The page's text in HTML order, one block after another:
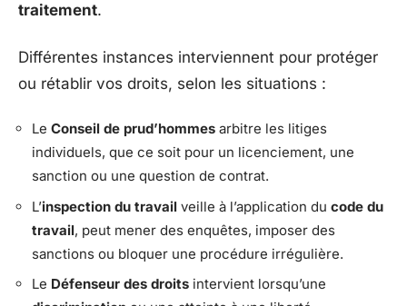
traitement.
Différentes instances interviennent pour protéger
ou rétablir vos droits, selon les situations :
Le Conseil de prud’hommes arbitre les litiges
individuels, que ce soit pour un licenciement, une
sanction ou une question de contrat.
L’inspection du travail veille à l’application du code du
travail, peut mener des enquêtes, imposer des
sanctions ou bloquer une procédure irrégulière.
Le Défenseur des droits intervient lorsqu’une